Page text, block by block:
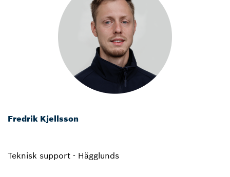
Fredrik Kjellsson
Teknisk support - Hägglunds